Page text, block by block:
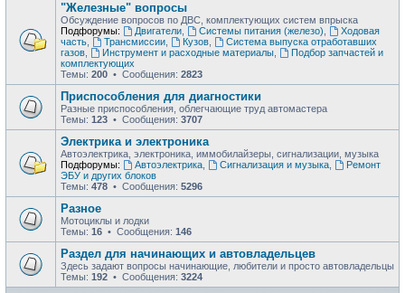
"Железные" вопросы
Обсуждение вопросов по ДВС, комплектующих систем впрыска
Подфорумы:
Двигатели, Системы питания (железо)
Ходовая
часть
Трансмиссии, Кузов,
Система выпуска отработавших
газов
Инструмент и расходные материалы,
Подбор запчастей и
комплектующих
Темы: 200 • Сообщения: 2823
Приспособления для диагностики
Разные приспособления, облегчающие труд автомастера
Темы: 123 • Сообщения: 3707
Электрика и электроника
Автоэлектрика, электроника, иммобилайзеры, сигнализации, музыка
Подфорумы:
Автоэлектрика, Сигнализация и музыка,
Ремонт
ЭБУ и других блоков
Темы: 478 • Сообщения: 5296
Разное
Мотоциклы и лодки
Темы: 16 • Сообщения: 146
Раздел для начинающих и автовладельцев
Здесь задают вопросы начинающие, любители и просто автовладельцы
Темы: 192 • Сообщения: 3224